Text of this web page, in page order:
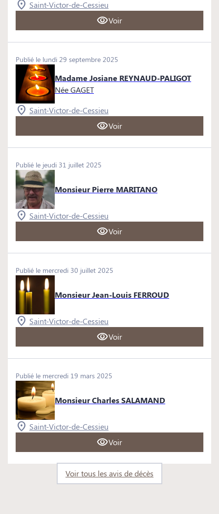
Saint-Victor-de-Cessieu
Voir
Publié le lundi 29 septembre 2025
Madame Josiane REYNAUD-PALIGOT
Née GAGET
Saint-Victor-de-Cessieu
Voir
Publié le jeudi 31 juillet 2025
Monsieur Pierre MARITANO
Saint-Victor-de-Cessieu
Voir
Publié le mercredi 30 juillet 2025
Monsieur Jean-Louis FERROUD
Saint-Victor-de-Cessieu
Voir
Publié le mercredi 19 mars 2025
Monsieur Charles SALAMAND
Saint-Victor-de-Cessieu
Voir
Voir tous les avis de décès